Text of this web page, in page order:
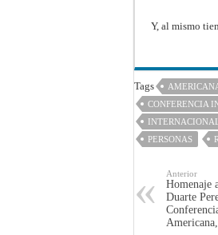
Y, al mismo
Tags
CONFERENCIA
PERSONAS
Anterior
Homenaje
Duarte